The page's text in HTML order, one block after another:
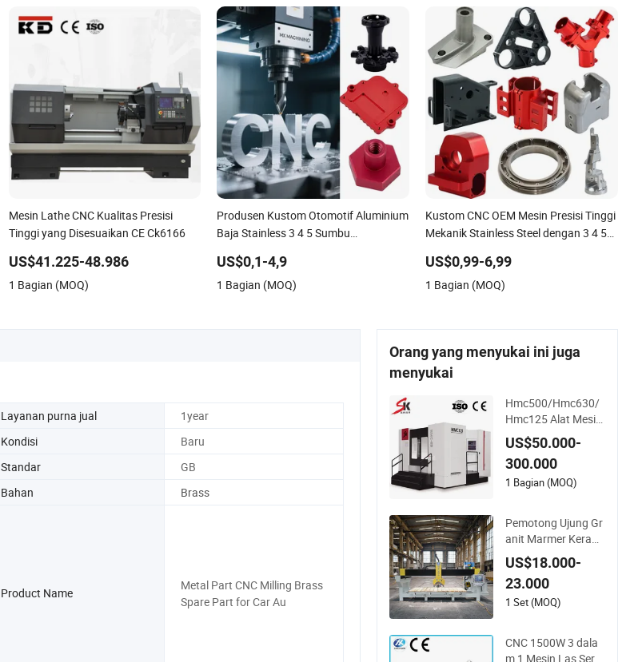
Mesin Lathe CNC Kualitas Presisi
Tinggi yang Disesuaikan CE Ck6166
US$41.225-48.986
1 Bagian (MOQ)
Produsen Kustom Otomotif Aluminium
Baja Stainless 3 4 5 Sumbu
Mesin CNC
US$0,1-4,9
1 Bagian (MOQ)
Kustom CNC OEM Mesin Presisi Tinggi
Mekanik Stainless Steel dengan 3 4 5
Aluminium Logam yang Dikerjakan
Pemasok Robot
US$0,99-6,99
1 Bagian (MOQ)
Layanan purna jual
1year
Kondisi
Baru
Standar
GB
Bahan Brass
Product Name
Metal Part CNC Milling Brass
Spare Part for Car Au
Orang yang menyukai ini juga
menyukai
Hmc500/Hmc630/
Hmc125 Alat Mesin
CNC Pemotongan L
ogam 5 Pusat Peme
sinan Horizontal Su
mbu
US$50.000-
300.000
1 Bagian (MOQ)
Pemotong Ujung Gr
anit Marmer Kerami
k Otomatis Listrik 5
axis Mesin Pemoton
g Jembatan Batu C
NC untuk Pabrik Me
US$18.000-
23.000
1 Set (MOQ)
CNC 1500W 3 dala
m 1 Mesin Las Serat